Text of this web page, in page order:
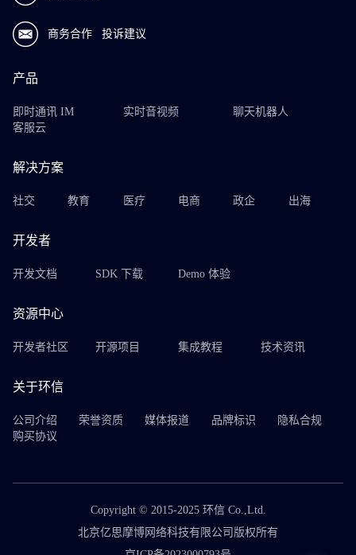
商务合作 投诉建议
产品
即时通讯 IM 实时音视频
聊天机器人
客服云
解决方案
社交 教育 医疗 电商 政企 出海
开发者
开发文档 SDK 下载 Demo 体验
资源中心
开发者社区 开源项目 集成教程 技术资讯
关于环信
公司介绍 荣誉资质 媒体报道 品牌标识
隐私合规
购买协议
Copyright © 2015-2025 环信 Co.,Ltd.
北京亿思摩博网络科技有限公司版权所有